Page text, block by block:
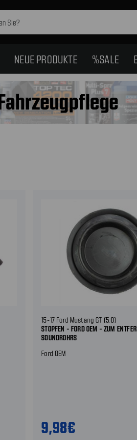
NEUE PRODUKTE %SALE
15-17 Ford Mustang GT (5.0)
STOPFEN - FORD OEM - ZUM
SOUNDROHRS
Ford OEM
9,98€